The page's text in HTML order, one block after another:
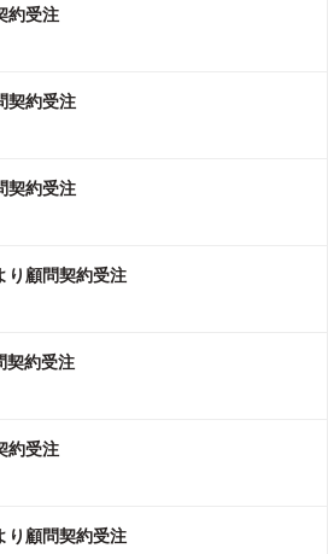
約受注
契約受注
契約受注
り顧問契約受注
契約受注
約受注
り顧問契約受注